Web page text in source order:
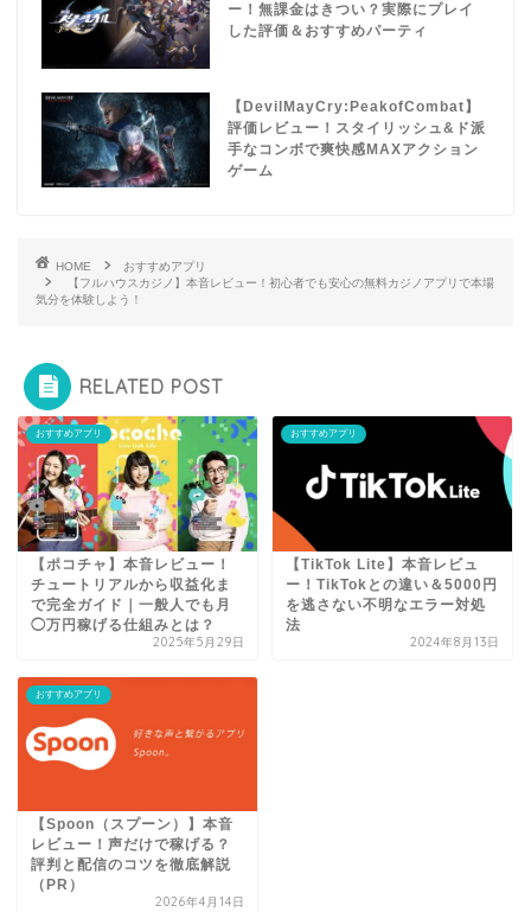
ー！無課金はきつい？実際にプレイ
した評価＆おすすめパーティ
【DevilMayCry:PeakofCombat】
評価レビュー！スタイリッシュ&ド派
手なコンボで爽快感MAXアクション
ゲーム
HOME
おすすめアプリ
【フルハウスカジノ】本音レビュー！初心者でも安心の無料カジノアプリで本場
気分を体験しよう！
RELATED POST
おすすめアプリ
【ポコチャ】本音レビュー！
チュートリアルから収益化ま
で完全ガイド｜一般人でも月
◯万円稼げる仕組みとは？
2025年5月29日
おすすめアプリ
【TikTok Lite】本音レビュ
ー！TikTokとの違い＆5000円
を逃さない不明なエラー対処
法
2024年8月13日
おすすめアプリ
【Spoon（スプーン）】本音
レビュー！声だけで稼げる？
評判と配信のコツを徹底解説
（PR）
2026年4月14日